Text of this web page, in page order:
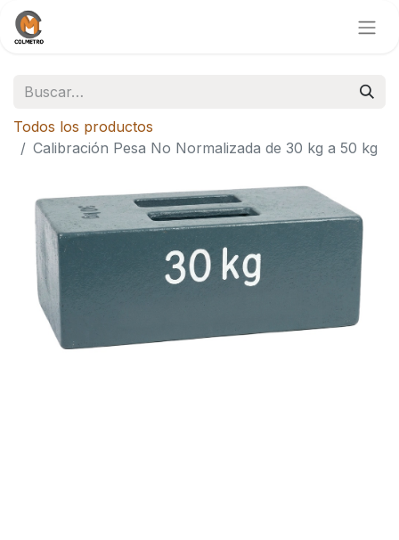
Todos los productos
Calibración Pesa No Normalizada de 30 kg a 50 kg